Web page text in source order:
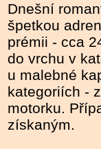
Dnešní
špetkou
prémii - cca
do vrchu v
u malebné
kategoriích -
motorku.
získaným.